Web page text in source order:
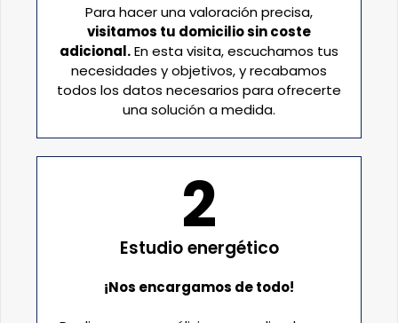
Para hacer una valoración precisa,
visitamos tu domicilio sin coste
adicional.En esta visita, escuchamos tus
necesidades y objetivos, y recabamos
todos los datos necesarios para ofrecerte
una solución a medida.
2
Estudio energético
¡Nos encargamos de todo!